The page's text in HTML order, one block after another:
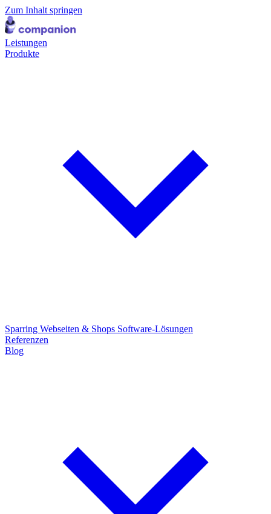
Zum Inhalt springen
Leistungen
Produkte
Sparring Webseiten & Shops Software-Lösungen
Referenzen
Blog